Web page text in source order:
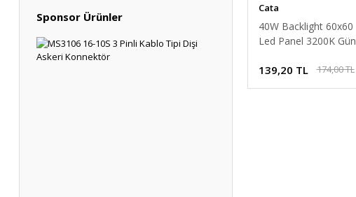
Sponsor Ürünler
Cata
40W Backlight 60x60
Led Panel 3200K Gün
139,20 TL 174,00 TL